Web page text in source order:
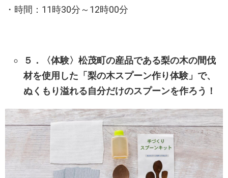
・時間：11時30分～12時00分
５．〈体験〉松茂町の産品である梨の木の間伐
材を使用した「梨の木スプーン作り体験」で、
ぬくもり溢れる自分だけのスプーンを作ろう！